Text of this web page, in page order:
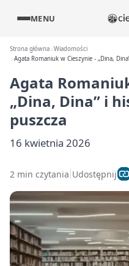
MENU
Strona główna Wiadomości
Agata Romaniuk w Cieszynie - „Dina,
Agata
„Dina, Dina” i
puszcza
16 kwietnia 2026
2 min czytania Udostępnij